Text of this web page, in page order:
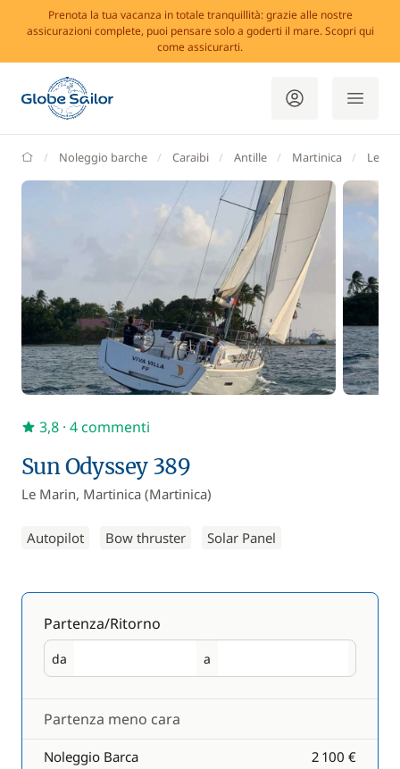
Prenota la tua vacanza in totale tranquillità: grazie alle nostre
assicurazioni complete, puoi pensare solo a goderti il mare. Scopri qui
come assicurarti.
GlobeSailor
Noleggio barche Caraibi Antille Martinica Le
Sun Odyssey 389
Le Marin, Martinica (Martinica)
Autopilot Bow thruster Solar Panel
3,8 · 4 commenti
Partenza/Ritorno
da
Partenza a
Ritorno
Partenza meno cara
Noleggio Barca 2 100 €